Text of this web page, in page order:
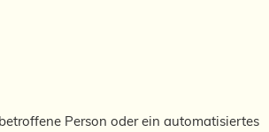
Person oder ein automatisiertes